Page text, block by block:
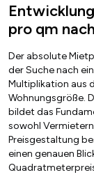
pro qm
Der absolute
der Suche nach
Multiplikation aus
Wohnungsgröße.
bildet das
sowohl
Preisgestaltung
einen genauen